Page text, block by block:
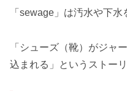
「sewage」は汚水や下水
「シューズ（靴）がジャ
込まれる」というストー